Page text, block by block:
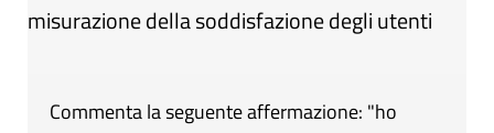
misurazione della soddisfazione degli utenti
Commenta la seguente affermazione: "ho